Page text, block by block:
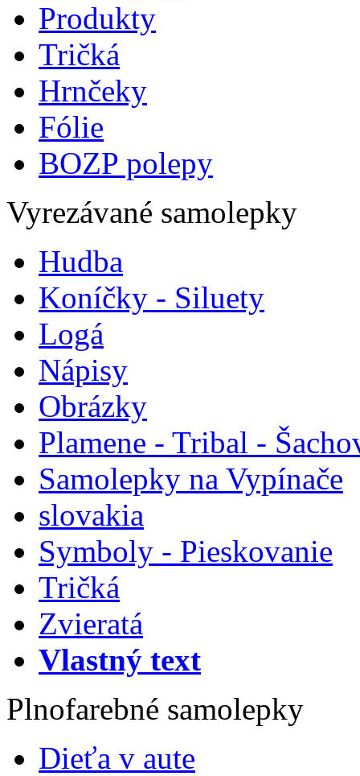
Produkty
Tričká
Hrnčeky
Fólie
BOZP polepy
Vyrezávané samolepky
Hudba
Koníčky - Siluety
Logá
Nápisy
Obrázky
Plamene - Tribal -
Samolepky na Vypínače
slovakia
Symboly - Pieskovanie
Tričká
Zvieratá
Vlastný text
Plnofarebné samolepky
Dieťa v aute